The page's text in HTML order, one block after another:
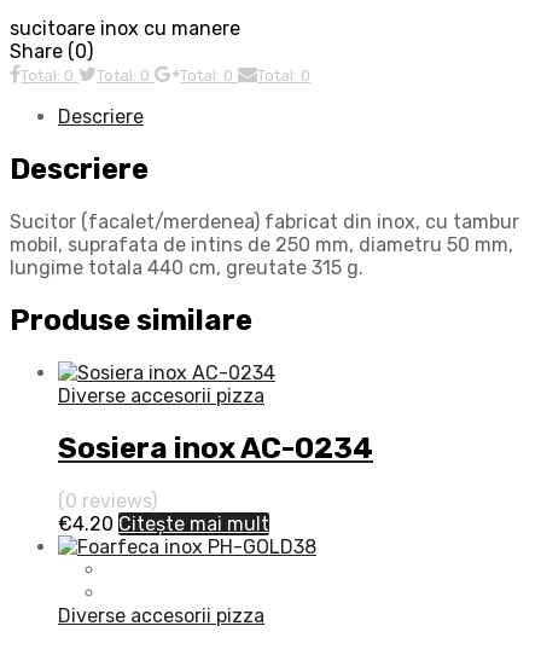
sucitoare inox cu manere
Share (0)
Total: 0 Total: 0 Total: 0 Total: 0
Descriere
Descriere
Sucitor (facalet/merdenea) fabricat din inox, cu tambur
mobil, suprafata de intins de 250 mm, diametru 50 mm,
lungime totala 440 cm, greutate 315 g.
Produse similare
Diverse accesorii pizza
Sosiera inox AC-0234
(0 reviews)
€4.20 Citește mai mult
Diverse accesorii pizza